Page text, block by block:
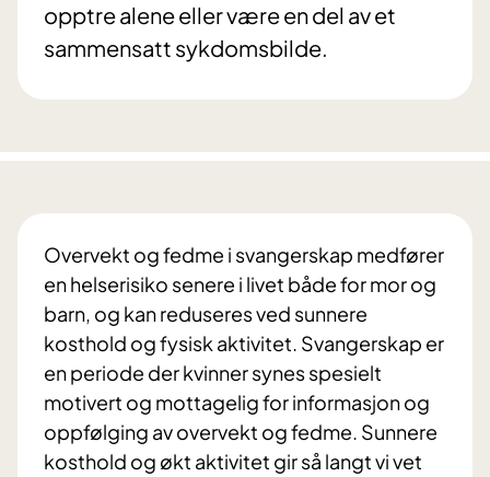
opptre alene eller være en del av et
sammensatt sykdomsbilde.
Overvekt og fedme i svangerskap medfører
en helserisiko senere i livet både for mor og
barn, og kan reduseres ved sunnere
kosthold og fysisk aktivitet. Svangerskap er
en periode der kvinner synes spesielt
motivert og mottagelig for informasjon og
oppfølging av overvekt og fedme. Sunnere
kosthold og økt aktivitet gir så langt vi vet